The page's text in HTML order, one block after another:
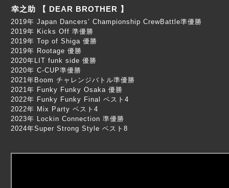
幸之助 【 DEAR BROTHER 】
2019年 Japan Dancers’ Championship CrewBattle準優勝
2019年 Kicks Off 準優勝
2019年 Top of Shiga 優勝
2019年 Rootage 優勝
2020年LIT funk side 優勝
2020年 C-CUP準優勝
2021年Boom チャレンジバトル準優勝
2021年 Funky Funky Osaka 優勝
2022年 Funky Funky Final ベスト4
2022年 Mix Party ベスト4
2023年 Lockin Connection 準優勝
2024年Super Strong Style ベスト8